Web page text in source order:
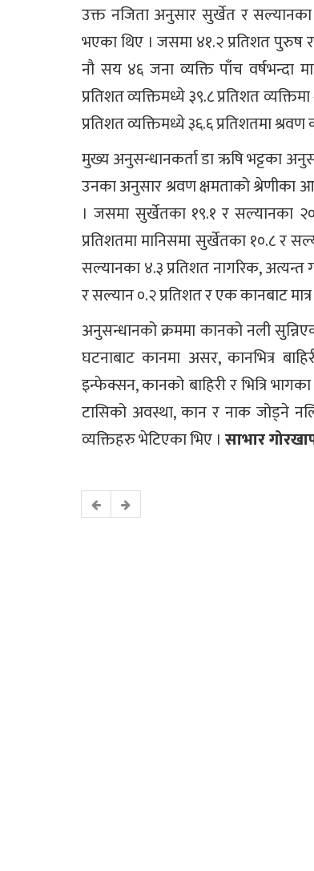
उक्त नजिता अनुसार सुर्खेत र
भएका थिए । जसमा ४१.२ प्रतिशत पुरुष
नौ सय ४६ जना व्यक्ति पाँच वर्षभन्दा
प्रतिशत व्यक्तिमध्ये ३९.८ प्रतिशत
प्रतिशत व्यक्तिमध्ये ३६.६ प्रतिशतमा
मुख्य अनुसन्धानकर्ता डा ऋषि भट्टका
उनका अनुसार श्रवण क्षमताको श्रेणीका
। जसमा सुर्खेतका १९.१ र सल्यानका
प्रतिशतमा मानिसमा सुर्खेतका १०.८ र
सल्यानका ४.३ प्रतिशत नागरिक, अत्यन्त
र सल्यान ०.२ प्रतिशत र एक कानबाट
अनुसन्धानको क्रममा कानको नली
घटनाबाट कानमा असर, कानभित्र
इन्फेक्सन, कानको बाहिरी र भित्रि
टासिको अवस्था, कान र नाक जोड्ने
व्यक्तिहरु भेटिएका भिए । साभार